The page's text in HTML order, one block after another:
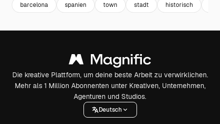
barcelona spanien town stadt historisch
Die kreative Plattform, um deine beste Arbeit zu verwirklichen.
Mehr als 1 Million Abonnenten unter Kreativen, Unternehmen,
Agenturen und Studios.
Deutsch